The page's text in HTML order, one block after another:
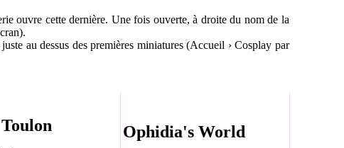
ouvre cette dernière. Une fois ouverte, à droite du nom de la
au dessus des premières miniatures (Accueil › Cosplay par
Ophidia's World